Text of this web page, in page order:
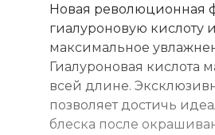
Новая революционная
гиалуроновую
максимальное
Гиалуроновая кислота
всей длине.
позволяет достичь
блеска после